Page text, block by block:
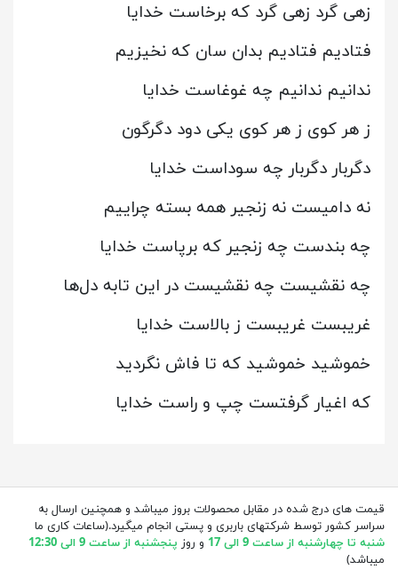
زهی گرد زهی گرد که برخاست خدایا
فتادیم فتادیم بدان سان که نخیزیم
ندانیم ندانیم چه غوغاست خدایا
ز هر کوی ز هر کوی یکی دود دگرگون
دگربار دگربار چه سوداست خدایا
نه دامیست نه زنجیر همه بسته چراییم
چه بندست چه زنجیر که برپاست خدایا
چه نقشیست چه نقشیست در این تابه دل‌ها
غریبست غریبست ز بالاست خدایا
خموشید خموشید که تا فاش نگردید
که اغیار گرفتست چپ و راست خدایا
قیمت های درج شده در مقابل محصولات بروز میباشد و همچنین ارسال به
سراسر کشور توسط شرکتهای باربری و پستی انجام میگیرد.(ساعات کاری ما
شنبه تا چهارشنبه از ساعت 9 الی 17
و روز پنجشنبه از ساعت 9 الی 12:30
میباشد)